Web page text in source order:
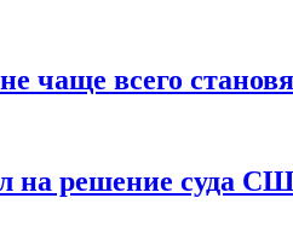
чаще всего
на решение суда